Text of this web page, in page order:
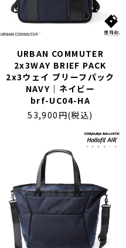
URBAN COMMUTER
2x3WAY BRIEF PACK
2x3ウェイ ブリーフパック
NAVY｜ネイビー
brf-UC04-HA
53,900円(税込)